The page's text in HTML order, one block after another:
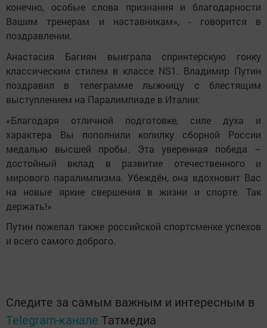
конечно, особые слова признания и благодарности
Вашим тренерам и наставникам», - говорится в
поздравлении.
Анастасия Багиян выиграла спринтерскую гонку
классическим стилем в классе NS1. Владимир Путин
поздравил в телеграмме лыжницу с блестящим
выступлением на Паралимпиаде в Италии:
«Благодаря отличной подготовке, силе духа и
характера Вы пополнили копилку сборной России
медалью высшей пробы. Эта уверенная победа –
достойный вклад в развитие отечественного и
мирового паралимпизма. Убеждён, она вдохновит Вас
на новые яркие свершения в жизни и спорте. Так
держать!»
Путин пожелал также российской спортсменке успехов
и всего самого доброго.
Следите за самым важным и интересным в
Telegram-канале Татмедиа